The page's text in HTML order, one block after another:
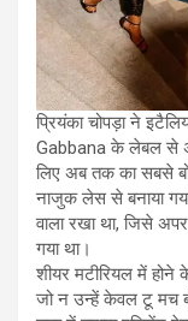
प्रियंका चोपड़ा ने
Gabbana के लेबल से
लिए अब तक का सबसे
नाजुक लेस से बनाया
वाला रखा था, जिसे
गया था।
शीयर मटीरियल में
जो न उन्हें केवल टू मच